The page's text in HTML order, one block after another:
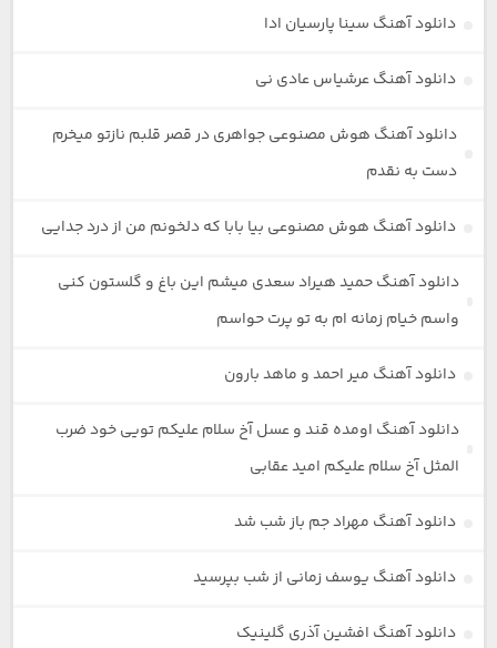
دانلود آهنگ سینا پارسیان ادا
دانلود آهنگ عرشیاس عادی نی
دانلود آهنگ هوش مصنوعی جواهری در قصر قلبم نازتو میخرم
دست به نقدم
دانلود آهنگ هوش مصنوعی بیا بابا که دلخونم من از درد جدایی
دانلود آهنگ حمید هیراد سعدی میشم این باغ و گلستون کنی
واسم خیام زمانه ام به تو پرت حواسم
دانلود آهنگ میر احمد و ماهد بارون
دانلود آهنگ اومده قند و عسل آخ سلام علیکم تویی خود ضرب
المثل آخ سلام علیکم امید عقابی
دانلود آهنگ مهراد جم باز شب شد
دانلود آهنگ یوسف زمانی از شب بپرسید
دانلود آهنگ افشین آذری گلینیک